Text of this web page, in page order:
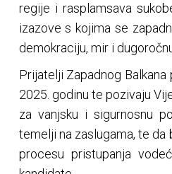
regije i rasplamsava
izazove s kojima se
demokraciju, mir i
Prijatelji Zapadnog
2025. godinu te pozivaju
za vanjsku i sigurnosnu
temelji na zaslugama, te da
procesu pristupanja